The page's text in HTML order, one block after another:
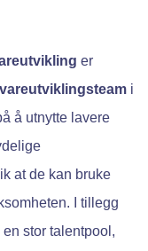
er
i
å utnytte lavere
at de kan bruke
I tillegg
stor talentpool,